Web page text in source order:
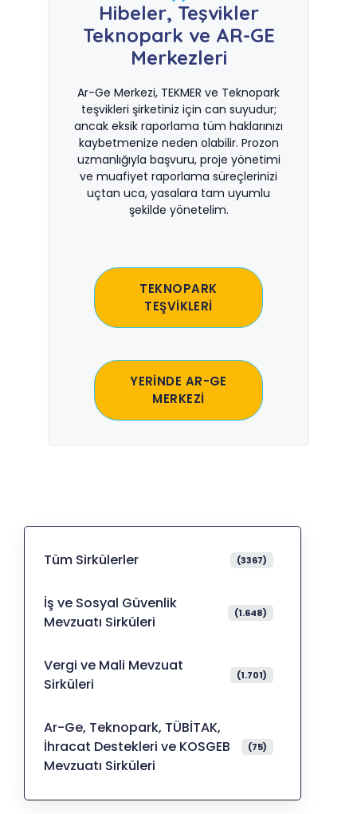
Hibeler, Teşvikler
Teknopark ve AR-GE
Merkezleri
Ar-Ge Merkezi, TEKMER ve Teknopark
teşvikleri şirketiniz için can suyudur;
ancak eksik raporlama tüm haklarınızı
kaybetmenize neden olabilir. Prozon
uzmanlığıyla başvuru, proje yönetimi
ve muafiyet raporlama süreçlerinizi
uçtan uca, yasalara tam uyumlu
şekilde yönetelim.
TEKNOPARK
TEŞVİKLERİ
YERİNDE AR-GE
MERKEZİ
Tüm Sirkülerler (3367)
İş ve Sosyal Güvenlik
Mevzuatı Sirküleri
(1.648)
Vergi ve Mali Mevzuat
Sirküleri
(1.701)
Ar-Ge, Teknopark, TÜBİTAK,
İhracat Destekleri ve KOSGEB
Mevzuatı Sirküleri
(75)